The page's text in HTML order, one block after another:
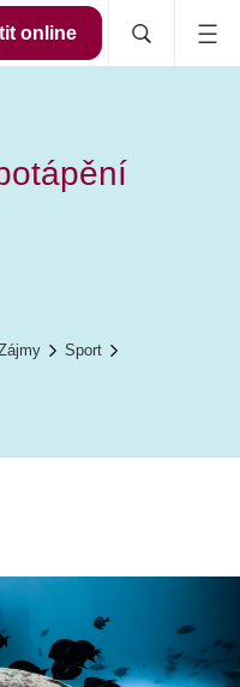
online
Sport